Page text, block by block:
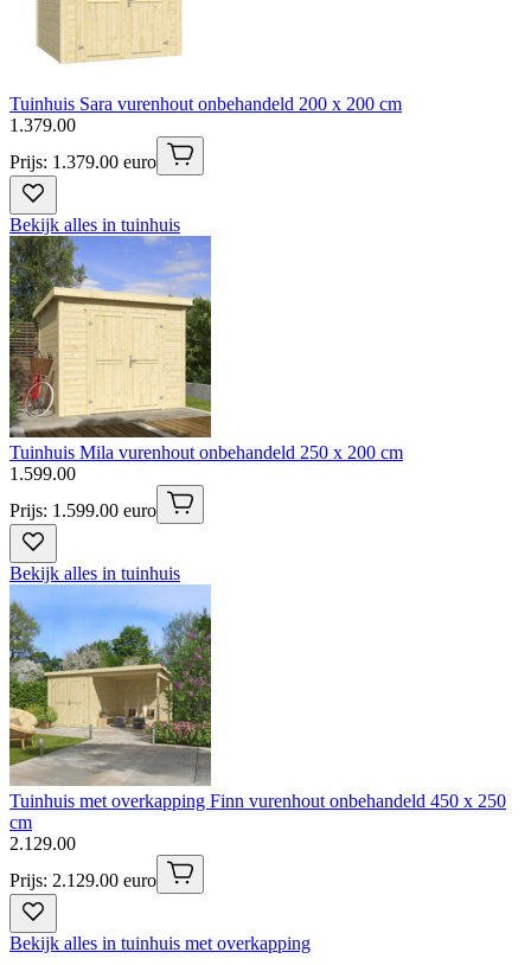
Tuinhuis Sara vurenhout onbehandeld 200 x 200 cm
1 .379.00
Prijs: 1.379.00 euro
Bekijk alles in tuinhuis
Tuinhuis Mila vurenhout onbehandeld 250 x 200 cm
1 .599.00
Prijs: 1.599.00 euro
Bekijk alles in tuinhuis
Tuinhuis met overkapping Finn vurenhout onbehandeld 450 x 250
cm
2.129.00
Prijs: 2.129.00 euro
Bekijk alles in tuinhuis met overkapping